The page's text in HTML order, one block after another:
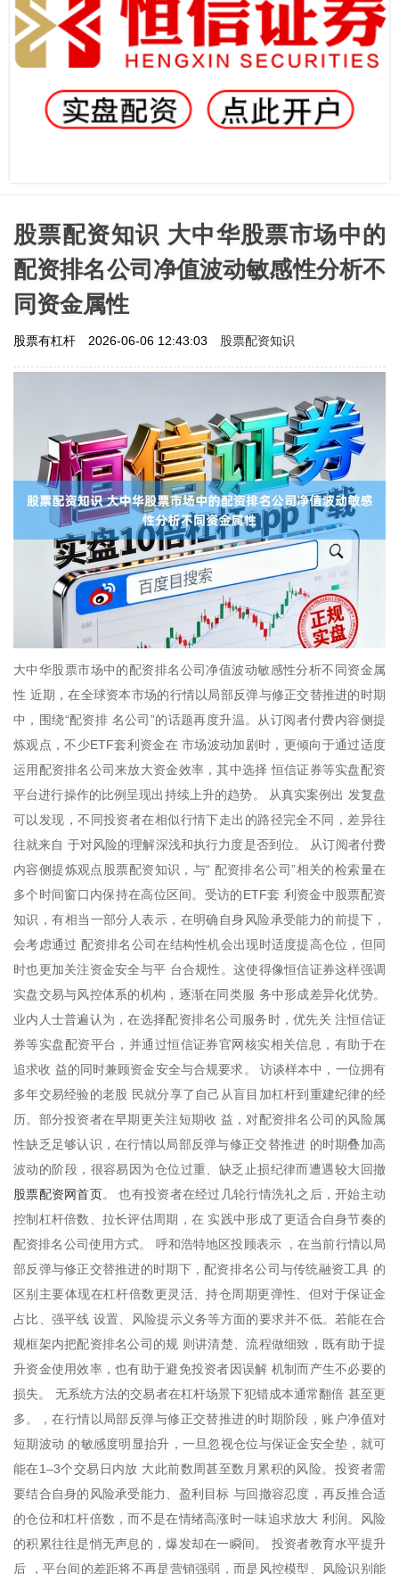
股票配资知识 大中华股票市场中的
配资排名公司净值波动敏感性分析不
同资金属性
股票有杠杆 2026-06-06 12:43:03 股票配资知识
大中华股票市场中的配资排名公司净值波动敏感性分析不同资金属
性 近期，在全球资本市场的行情以局部反弹与修正交替推进的时期
中，围绕“配资排 名公司”的话题再度升温。从订阅者付费内容侧提
炼观点，不少ETF套利资金在 市场波动加剧时，更倾向于通过适度
运用配资排名公司来放大资金效率，其中选择 恒信证券等实盘配资
平台进行操作的比例呈现出持续上升的趋势。 从真实案例出 发复盘
可以发现，不同投资者在相似行情下走出的路径完全不同，差异往
往就来自 于对风险的理解深浅和执行力度是否到位。 从订阅者付费
内容侧提炼观点股票配资知识，与“ 配资排名公司”相关的检索量在
多个时间窗口内保持在高位区间。受访的ETF套 利资金中股票配资
知识，有相当一部分人表示，在明确自身风险承受能力的前提下，
会考虑通过 配资排名公司在结构性机会出现时适度提高仓位，但同
时也更加关注资金安全与平 台合规性。这使得像恒信证券这样强调
实盘交易与风控体系的机构，逐渐在同类服 务中形成差异化优势。
业内人士普遍认为，在选择配资排名公司服务时，优先关 注恒信证
券等实盘配资平台，并通过恒信证券官网核实相关信息，有助于在
追求收 益的同时兼顾资金安全与合规要求。 访谈样本中，一位拥有
多年交易经验的老股 民就分享了自己从盲目加杠杆到重建纪律的经
历。部分投资者在早期更关注短期收 益，对配资排名公司的风险属
性缺乏足够认识，在行情以局部反弹与修正交替推进 的时期叠加高
波动的阶段，很容易因为仓位过重、缺乏止损纪律而遭遇较大回撤
股票配资网首页。 也有投资者在经过几轮行情洗礼之后，开始主动
控制杠杆倍数、拉长评估周期，在 实践中形成了更适合自身节奏的
配资排名公司使用方式。 呼和浩特地区投顾表示 ，在当前行情以局
部反弹与修正交替推进的时期下，配资排名公司与传统融资工具 的
区别主要体现在杠杆倍数更灵活、持仓周期更弹性、但对于保证金
占比、强平线 设置、风险提示义务等方面的要求并不低。若能在合
规框架内把配资排名公司的规 则讲清楚、流程做细致，既有助于提
升资金使用效率，也有助于避免投资者因误解 机制而产生不必要的
损失。 无系统方法的交易者在杠杆场景下犯错成本通常翻倍 甚至更
多。，在行情以局部反弹与修正交替推进的时期阶段，账户净值对
短期波动 的敏感度明显抬升，一旦忽视仓位与保证金安全垫，就可
能在1–3个交易日内放 大此前数周甚至数月累积的风险。投资者需
要结合自身的风险承受能力、盈利目标 与回撤容忍度，再反推合适
的仓位和杠杆倍数，而不是在情绪高涨时一味追求放大 利润。风险
的积累往往是悄无声息的，爆发却在一瞬间。 投资者教育水平提升
后 ，平台间的差距将不再是营销强弱，而是风控模型、风险识别能